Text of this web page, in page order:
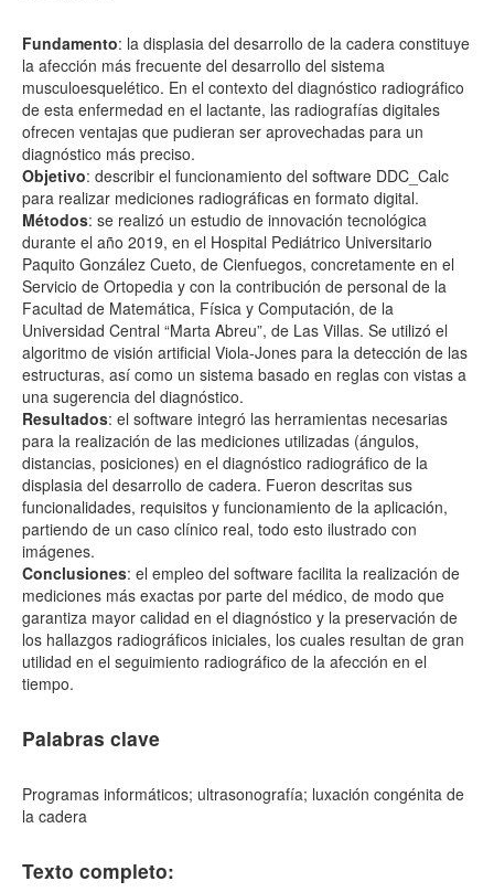
Fundamento: la displasia del desarrollo de la cadera constituye
la afección más frecuente del desarrollo del sistema
musculoesquelético. En el contexto del diagnóstico radiográfico
de esta enfermedad en el lactante, las radiografías digitales
ofrecen ventajas que pudieran ser aprovechadas para un
diagnóstico más preciso.
Objetivo: describir el funcionamiento del software DDC_Calc
para realizar mediciones radiográficas en formato digital.
Métodos: se realizó un estudio de innovación tecnológica
durante el año 2019, en el Hospital Pediátrico Universitario
Paquito González Cueto, de Cienfuegos, concretamente en el
Servicio de Ortopedia y con la contribución de personal de la
Facultad de Matemática, Física y Computación, de la
Universidad Central “Marta Abreu”, de Las Villas. Se utilizó el
algoritmo de visión artificial Viola-Jones para la detección de las
estructuras, así como un sistema basado en reglas con vistas a
una sugerencia del diagnóstico.
Resultados: el software integró las herramientas necesarias
para la realización de las mediciones utilizadas (ángulos,
distancias, posiciones) en el diagnóstico radiográfico de la
displasia del desarrollo de cadera. Fueron descritas sus
funcionalidades, requisitos y funcionamiento de la aplicación,
partiendo de un caso clínico real, todo esto ilustrado con
imágenes.
Conclusiones: el empleo del software facilita la realización de
mediciones más exactas por parte del médico, de modo que
garantiza mayor calidad en el diagnóstico y la preservación de
los hallazgos radiográficos iniciales, los cuales resultan de gran
utilidad en el seguimiento radiográfico de la afección en el
tiempo.
Palabras clave
Programas informáticos; ultrasonografía; luxación congénita de
la cadera
Texto completo: